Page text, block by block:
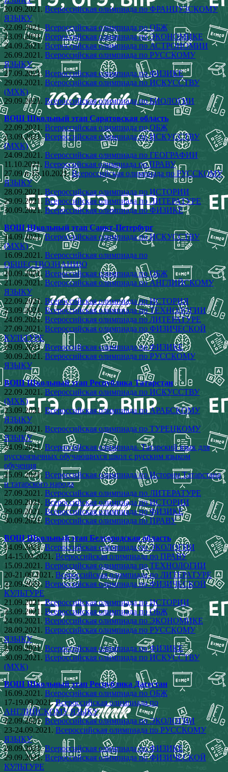
20.09.2021. Всероссийская олимпиада по ФРАНЦУЗСКОМУ
ЯЗЫКУ
22.09.2021.Всероссийская олимпиада по ОБЖ
23.09.2021.Всероссийская олимпиада по ЭКОНОМИКЕ
24.09.2021.Всероссийская олимпиада по АСТРОНОМИИ
26.09.2021. Всероссийская олимпиада по РУССКОМУ
ЯЗЫКУ
27.09.2021. Всероссийская олимпиада по ФИЗИКЕ
29.09.2021. Всероссийская олимпиада по ИСКУССТВУ
(МХК)
29.09.2021. Всероссийская олимпиада по БИОЛОГИИ
ВОШ Школьный этап Саратовская область
22.09.2021. Всероссийская олимпиада по ОБЖ
23.09.2021.Всероссийская олимпиада по ИСКУССТВУ
(МХК)
24.09.2021. Всероссийская олимпиада по ГЕОГРАФИИ
11.10.2021. Всероссийская олимпиада по ПРАВУ
27.09 и 15.10.2021.Всероссийская олимпиада по РУССКОМУ
ЯЗЫКУ
28.09.2021.Всероссийская олимпиада по ИСТОРИИ
29.09.2021. Всероссийская олимпиада по ЛИТЕРАТУРЕ
30.09.2021.Всероссийская олимпиада по ФИЗИКЕ
ВОШ Школьный этап Санкт-Петербург
14.09.2021.Всероссийская олимпиада по ИСКУССТВУ
(МХК)
16.09.2021. Всероссийская олимпиада по
ОБЩЕСТВОЗНАНИЮ
20.09.2021.Всероссийская олимпиада по ОБЖ
21.09.2021.Всероссийская олимпиада по АНГЛИЙСКОМУ
ЯЗЫКУ
22.09.2021. Всероссийская олимпиада по ИСТОРИЯ
23.09.2021. Всероссийская олимпиада по ТЕХНОЛОГИИ
24.09.2021.Всероссийская олимпиада по ЛИТЕРАТУРЕ
27.09.2021. Всероссийская олимпиада по ФИЗИЧЕСКОЙ
КУЛЬТУРЕ
29.09.2021.Всероссийская олимпиада по ФИЗИКЕ
30.09.2021. Всероссийская олимпиада по РУССКОМУ
ЯЗЫКУ
ВОШ Школьный этап Республика Татарстан
22.09.2021. Всероссийская олимпиада по ИСКУССТВУ
(МХК)
23.09.2021.Всероссийская олимпиада по АРАБСКОМУ
ЯЗЫКУ
23.09.2021. Всероссийская олимпиада по ТУРЕЦКОМУ
ЯЗЫКУ
24.09.2021.Всероссийская олимпиада. Татарский язык для
русскоязычных обучающихся школ с русским языком
обучения
25.09.2021.Всероссийская олимпиада по Истории Татарстана
и татарского народа
27.09.2021. Всероссийская олимпиада по ЛИТЕРАТУРЕ
28.09.2021. Всероссийская олимпиада по ИСТОРИИ
29.09.2021. Всероссийская олимпиада по ФИЗИКЕ
30.09.2021.Всероссийская олимпиада по ПРАВУ
ВОШ Школьный этап Белгородская область
14.09.2021.Всероссийская олимпиада по ЭКОЛОГИИ
14-15.09.2021. Всероссийская олимпиада по ПРАВУ
15.09.2021. Всероссийская олимпиада по ТЕХНОЛОГИИ
20-21.09.2021. Всероссийская олимпиада по ЛИТЕРАТУРЕ
22.09.2021.Всероссийская олимпиада по ФИЗИЧЕСКОЙ
КУЛЬТУРЕ
21.09.2021.Всероссийская олимпиада по ИСТОРИИ
23.09.2021. Всероссийская олимпиада по ОБЖ
24.09.2021. Всероссийская олимпиада по ЭКОНОМИКЕ
28.09.2021. Всероссийская олимпиада по РУССКОМУ
ЯЗЫКУ
29.09.2021.Всероссийская олимпиада по ФИЗИКЕ
30.09.2021. Всероссийская олимпиада по ИСКУССТВУ
(МХК)
ВОШ Школьный этап Республика Дагестан
16.09.2021. Всероссийская олимпиада по ОБЖ
17-19.09.2021.Всероссийская олимпиада по
АНГЛИЙСКОМУ ЯЗЫКУ
22.09.2021.Всероссийская олимпиада по ЭКОЛОГИИ
23-24.09.2021. Всероссийская олимпиада по РУССКОМУ
ЯЗЫКУ
28.09.2021.Всероссийская олимпиада по ФИЗИКЕ
29.09.2021.Всероссийская олимпиада по ФИЗИЧЕСКОЙ
КУЛЬТУРЕ